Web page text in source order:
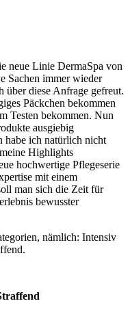
neue Linie DermaSpa von
Sachen immer wieder
über diese Anfrage gefreut.
Päckchen bekommen
Testen bekommen. Nun
ausgiebig
habe ich natürlich nicht
Highlights
hochwertige Pflegeserie
mit einem
man sich die Zeit für
bewusster
nämlich: Intensiv